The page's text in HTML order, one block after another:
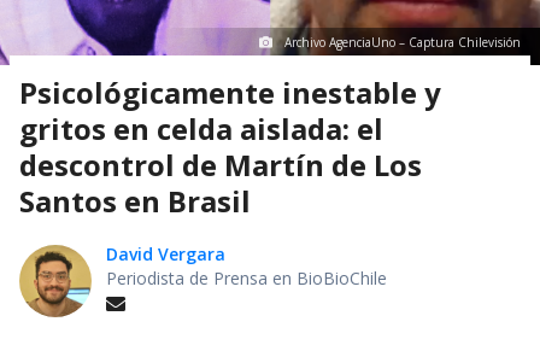
Archivo AgenciaUno – Captura Chilevisión
Psicológicamente inestable y
gritos en celda aislada: el
descontrol de Martín de Los
Santos en Brasil
David Vergara
Periodista de Prensa en BioBioChile